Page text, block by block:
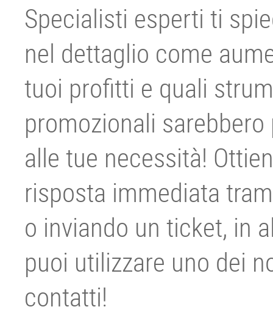
Specialisti esperti ti
nel dettaglio come
tuoi profitti e quali
promozionali
alle tue necessità!
risposta immediata
o inviando un ticket, in
puoi utilizzare uno dei
contatti!